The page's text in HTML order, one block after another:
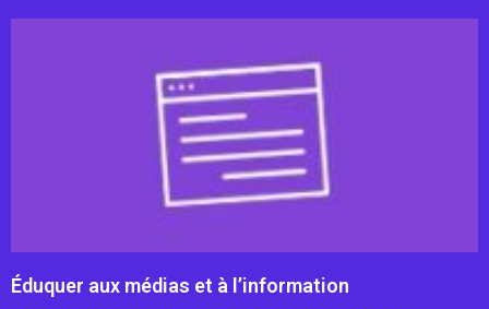
Éduquer aux médias et à l’information